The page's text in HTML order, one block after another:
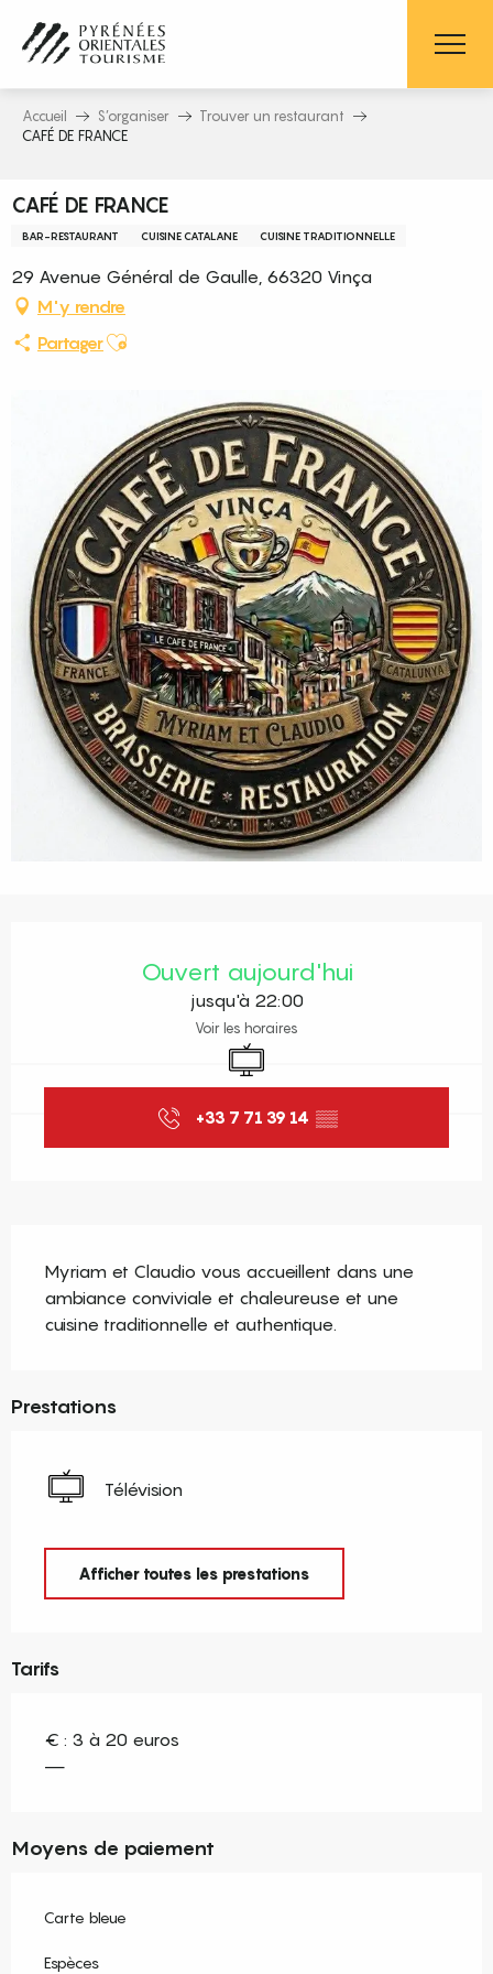
contenu
principal
Accueil S’organiser
Trouver un restaurant
CAFÉ DE FRANCE
CAFÉ DE FRANCE
BAR-RESTAURANT CUISINE CATALANE CUISINE TRADITIONNELLE
29 Avenue Général de Gaulle, 66320 Vinça
M'y rendre
PartagerAjouter aux favoris
Ouvert aujourd'hui
jusqu'à 22:00
Voir les horaires
Télévision
+33 7 71 39 14 ▒▒
Myriam et Claudio vous accueillent dans une
ambiance conviviale et chaleureuse et une
cuisine traditionnelle et authentique.
Prestations
Télévision
Afficher toutes les prestations
Tarifs
€ : 3 à 20 euros
—
Moyens de paiement
Carte bleue
Espèces